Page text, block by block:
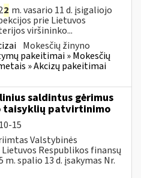
2 m. vasario 11 d. įsigaliojo
prie Lietuvos
viršininko...
Mokesčių žinyno
pakeitimai » Mokesčių
» Akcizų pakeitimai
saldintus gėrimus
taisyklių patvirtinimo
15
Valstybinės
Respublikos finansų
spalio 13 d. įsakymas Nr.